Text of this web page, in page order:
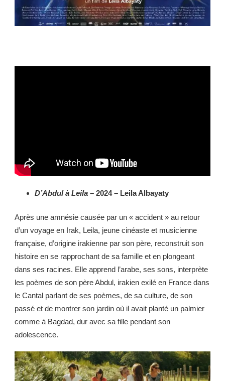
D’Abdul à Leila – 2024 – Leila Albayaty
Après une amnésie causée par un « accident » au retour
d’un voyage en Irak, Leila, jeune cinéaste et musicienne
française, d’origine irakienne par son père, reconstruit son
histoire en se rapprochant de sa famille et en plongeant
dans ses racines. Elle apprend l’arabe, ses sons, interprète
les poèmes de son père Abdul, irakien exilé en France dans
le Cantal parlant de ses poèmes, de sa culture, de son
passé et de montrer son jardin où il avait planté un palmier
comme à Bagdad, dur avec sa fille pendant son
adolescence.